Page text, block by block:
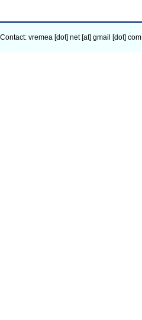
Contact: vremea [dot] net [at] gmail [dot] com